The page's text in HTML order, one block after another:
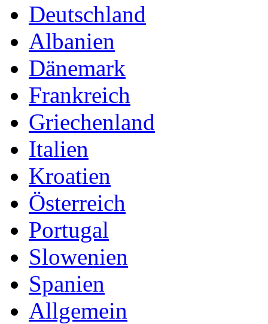
Deutschland
Albanien
Dänemark
Frankreich
Griechenland
Italien
Kroatien
Österreich
Portugal
Slowenien
Spanien
Allgemein